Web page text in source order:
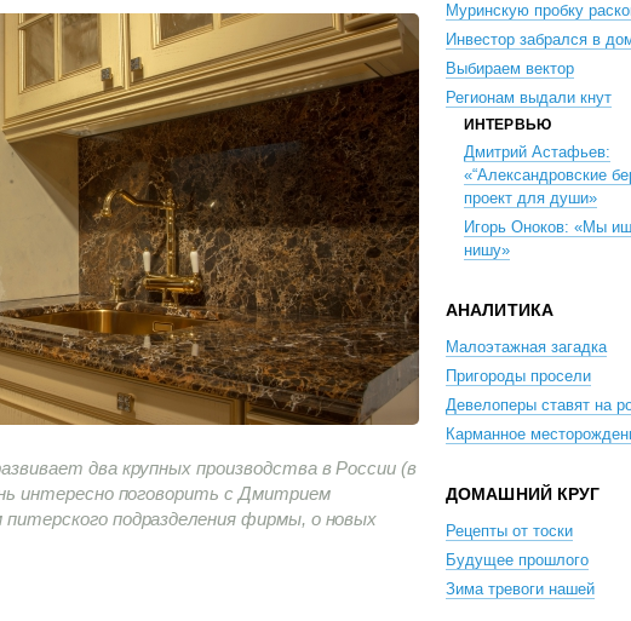
два крупных производства в России (в
интересно поговорить с Дмитрием
подразделения фирмы, о новых
Муринскую пробку
Инвестор забрался в
Выбираем вектор
Регионам выдали кнут
ИНТЕРВЬЮ
Дмитрий Астафьев:
«“Александровские
проект для души»
Игорь Оноков: «Мы
нишу»
АНАЛИТИКА
Малоэтажная загадка
Пригороды просели
Девелоперы ставят на
Карманное
ДОМАШНИЙ КРУГ
Рецепты от тоски
Будущее прошлого
Зима тревоги нашей